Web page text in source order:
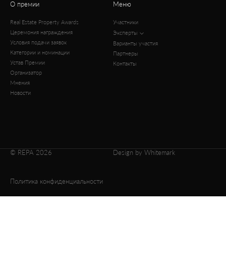
О премии
Real Estate Property Awards
Церемония награждения
Условия подачи заявок
Категории и номинации
Устав Премии
Организатор
Мнения
Новости
Меню
Участники
Эксперты
Варианты участия
Партнеры
Контакты
© REPA 2026
Политика конфиденциальности
Design by Whitemark